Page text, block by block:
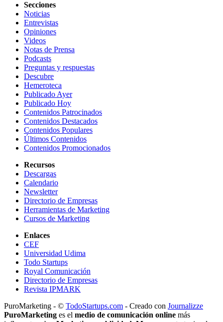
Secciones
Noticias
Entrevistas
Opiniones
Videos
Notas de Prensa
Podcasts
Preguntas y respuestas
Descubre
Hemeroteca
Publicado Ayer
Publicado Hoy
Contenidos Patrocinados
Contenidos Destacados
Contenidos Populares
Últimos Contenidos
Contenidos Promocionados
Recursos
Descargas
Calendario
Newsletter
Directorio de Empresas
Herramientas de Marketing
Cursos de Marketing
Enlaces
CEF
Universidad Udima
Todo Startups
Royal Comunicación
Directorio de Empresas
Revista IPMARK
PuroMarketing - © TodoStartups.com - Creado con Journalizze
PuroMarketing es el medio de comunicación online más